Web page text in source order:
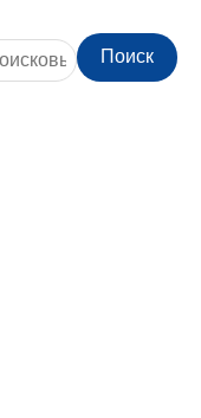
Поиск